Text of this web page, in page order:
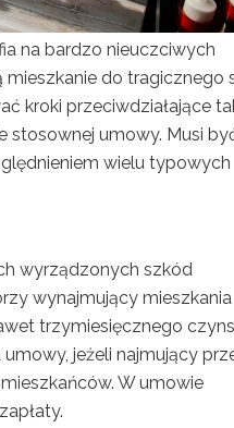
na bardzo nieuczciwych
do tragicznego
kroki przeciwdziałające
stosownej umowy. Musi
wielu typowych
wyrządzonych szkód
wynajmujący mieszkania
trzymiesięcznego
jeżeli najmujący
W umowie